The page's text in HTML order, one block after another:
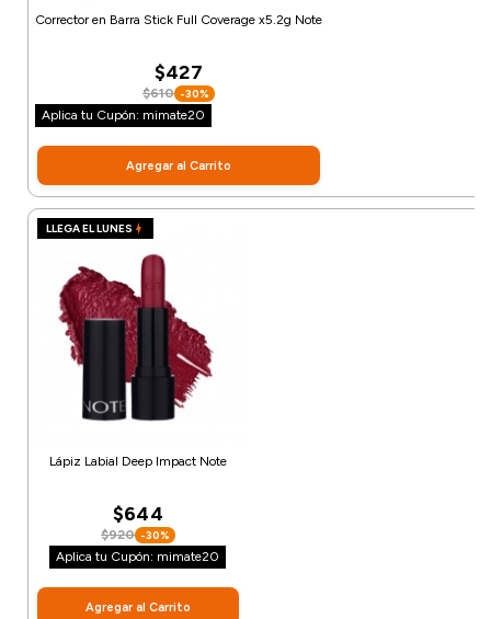
Corrector en Barra Stick Full Coverage x5.2g Note
$427
$610 -30%
Aplica tu Cupón: mimate20
Agregar al Carrito
LLEGA EL LUNES
Lápiz Labial Deep Impact Note
$644
$920 -30%
Aplica tu Cupón: mimate20
Agregar al Carrito